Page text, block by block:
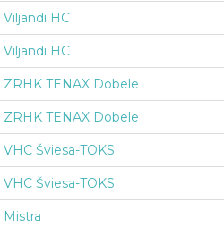
Viljandi HC
Viljandi HC
ZRHK TENAX Dobele
ZRHK TENAX Dobele
VHC Šviesa-TOKS
VHC Šviesa-TOKS
Mistra